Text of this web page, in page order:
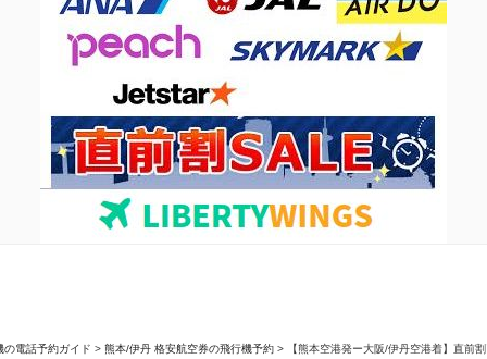
電話予約ガイド > 熊本/伊丹 格安航空券の飛行機予約 > 【熊本空港発ー大阪/伊丹空港着】直前